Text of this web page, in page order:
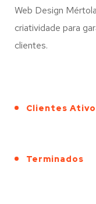
Web Design
criatividade para
clientes.
Clientes
Terminados